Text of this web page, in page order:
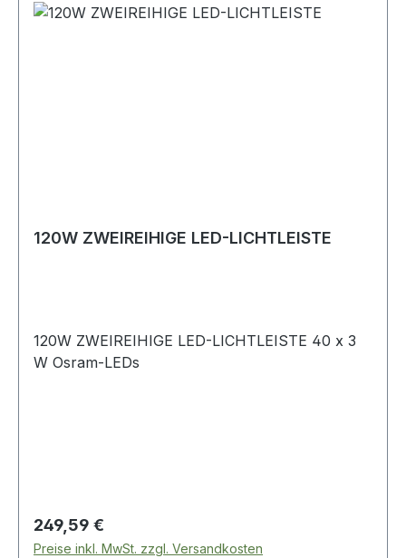
120W ZWEIREIHIGE LED-LICHTLEISTE
120W ZWEIREIHIGE LED-LICHTLEISTE 40 x 3
W Osram-LEDs
Regulärer Preis:
249,59 €
Preise inkl. MwSt. zzgl. Versandkosten